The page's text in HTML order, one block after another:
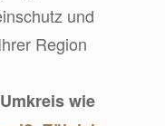
und
Region
wie